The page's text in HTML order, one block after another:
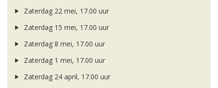
Zaterdag 22 mei, 17.00 uur
Zaterdag 15 mei, 17.00 uur
Zaterdag 8 mei, 17.00 uur
Zaterdag 1 mei, 17.00 uur
Zaterdag 24 april, 17.00 uur